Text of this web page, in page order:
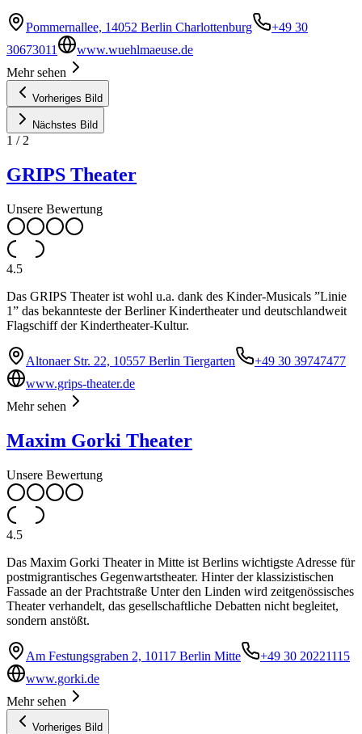
Pommernallee, 14052 Berlin Charlottenburg
+49 30
30673011
www.wuehlmaeuse.de
Mehr sehen
Vorheriges Bild
Nächstes Bild
1 / 2
GRIPS Theater
Unsere Bewertung
4.5
Das GRIPS Theater ist wohl u.a. dank des Kinder-Musicals ”Linie
1” das bekannteste der Berliner Kindertheater und deutschlandweit
Flagschiff der Kindertheater-Kultur.
Altonaer Str. 22, 10557 Berlin Tiergarten
+49 30 39747477
www.grips-theater.de
Mehr sehen
Maxim Gorki Theater
Unsere Bewertung
4.5
Das Maxim Gorki Theater in Mitte ist Berlins wichtigste Adresse für
postmigrantisches Gegenwartstheater. Hinter der klassizistischen
Fassade an der Prachtstraße Unter den Linden wird zeitgenössisches
Theater verhandelt, das gesellschaftliche Debatten nicht begleitet,
sondern anstößt.
Am Festungsgraben 2, 10117 Berlin Mitte
+49 30 20221115
www.gorki.de
Mehr sehen
Vorheriges Bild